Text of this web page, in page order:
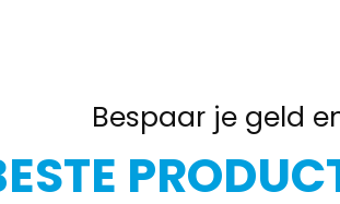
Bespaar je geld